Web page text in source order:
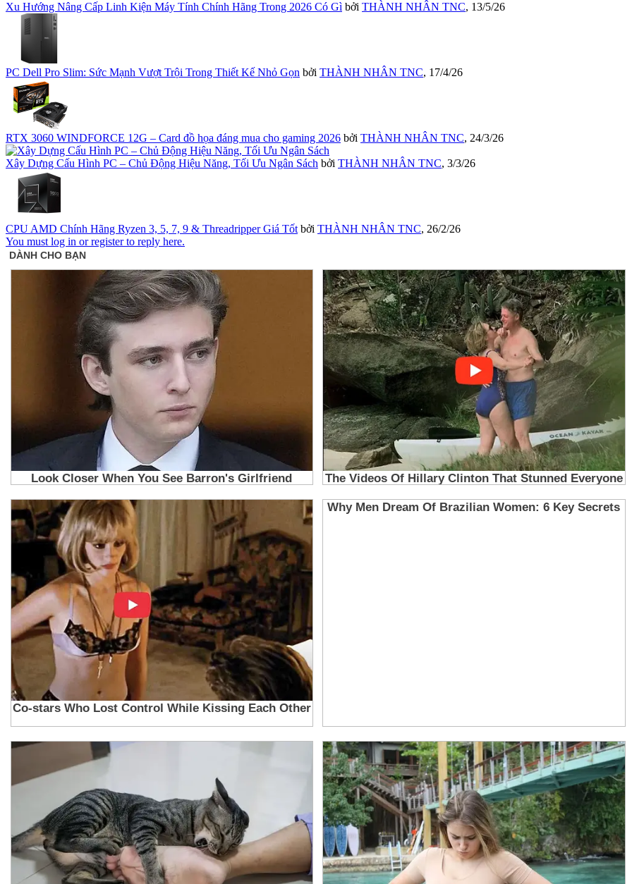
Xu Hướng Nâng Cấp Linh Kiện Máy Tính Chính Hãng Trong 2026 Có Gì bởi THÀNH NHÂN TNC, 13/5/26
PC Dell Pro Slim: Sức Mạnh Vượt Trội Trong Thiết Kế Nhỏ Gọn bởi THÀNH NHÂN TNC, 17/4/26
RTX 3060 WINDFORCE 12G – Card đồ họa đáng mua cho gaming 2026 bởi THÀNH NHÂN TNC, 24/3/26
Xây Dựng Cấu Hình PC – Chủ Động Hiệu Năng, Tối Ưu Ngân Sách bởi THÀNH NHÂN TNC, 3/3/26
CPU AMD Chính Hãng Ryzen 3, 5, 7, 9 & Threadripper Giá Tốt bởi THÀNH NHÂN TNC, 26/2/26
You must log in or register to reply here.